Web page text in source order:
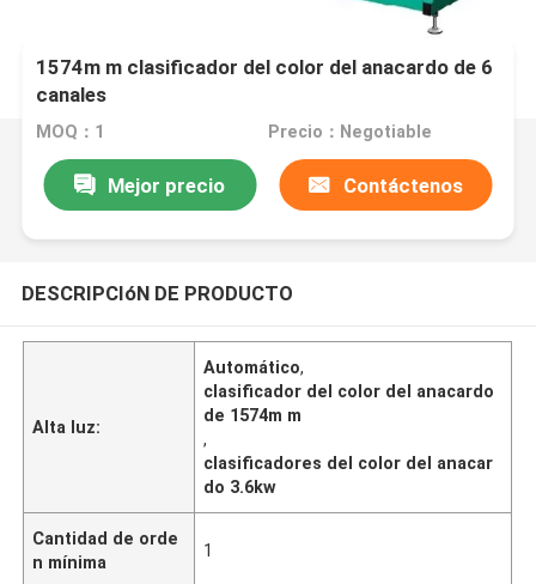
1574m m clasificador del color del anacardo de 6
canales
MOQ：1 Precio：Negotiable
Mejor precio Contáctenos
DESCRIPCIóN DE PRODUCTO
Alta luz:
Automático,
clasificador del color del anacardo
de 1574m m
,
clasificadores del color del anacar
do 3.6kw
Cantidad de orde
n mínima
1